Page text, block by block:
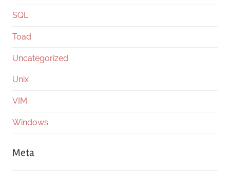
SQL
Toad
Uncategorized
Unix
VIM
Windows
Meta